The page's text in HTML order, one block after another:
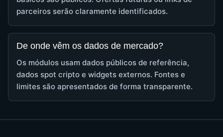
parceiros serão claramente identificados.
De onde vêm os dados de mercado?
Os módulos usam dados públicos de referência,
dados spot cripto e widgets externos. Fontes e
limites são apresentados de forma transparente.